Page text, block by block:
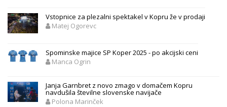
Vstopnice za plezalni spektakel v Kopru že v prodaji
Matej Ogorevc
Spominske majice SP Koper 2025 - po akcijski ceni
Manca Ogrin
Janja Garnbret z novo zmago v domačem Kopru
navdušila številne slovenske navijače
Polona Marinček